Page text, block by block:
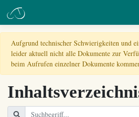
Aufgrund technischer Schwierigkeiten und
leider aktuell nicht alle Dokumente zur
beim Aufrufen einzelner Dokumente